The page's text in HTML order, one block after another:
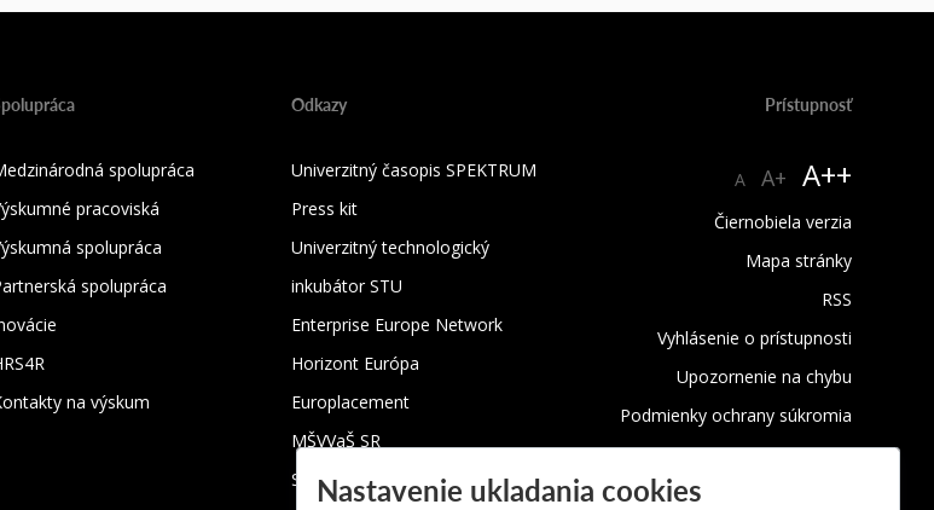
spolupráca
pracoviská
spolupráca
spolupráca
na výskum
Odkazy
Univerzitný časopis SPEKTRUM
Press kit
Univerzitný technologický
inkubátor STU
Enterprise Europe Network
Horizont Európa
Europlacement
MŠVVaŠ SR
SRK
Prístupnosť
A A+ A++
Čiernobiela verzia
Mapa stránky
RSS
Vyhlásenie o prístupnosti
Upozornenie na chybu
Podmienky ochrany súkromia
Využívanie cookies
Oznamovanie protispoločenskej
Nastavenie ukladania cookies